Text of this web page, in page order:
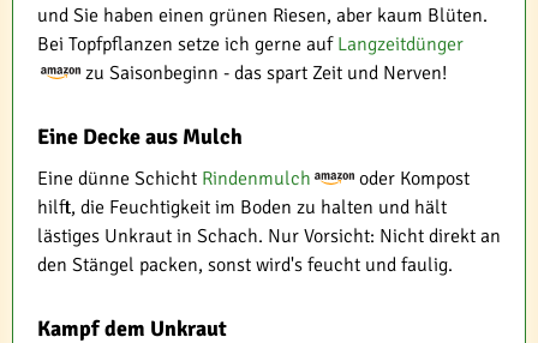
und Sie haben einen grünen Riesen, aber kaum Blüten.
Bei Topfpflanzen setze ich gerne auf Langzeitdünger
zu Saisonbeginn - das spart Zeit und Nerven!
Eine Decke aus Mulch
Eine dünne Schicht Rindenmulch
oder Kompost
hilft, die Feuchtigkeit im Boden zu halten und hält
lästiges Unkraut in Schach. Nur Vorsicht: Nicht direkt an
den Stängel packen, sonst wird's feucht und faulig.
Kampf dem Unkraut